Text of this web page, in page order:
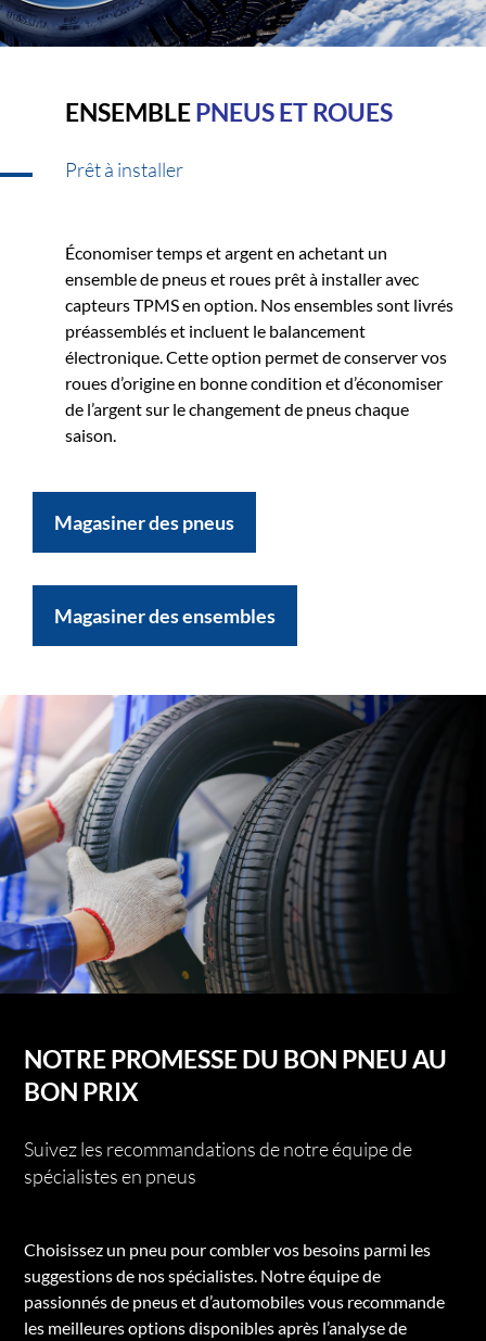
ENSEMBLEPNEUS ET ROUES
Prêt à installer
Économiser temps et argent en achetant un
ensemble de pneus et roues prêt à installer avec
capteurs TPMS en option. Nos ensembles sont livrés
préassemblés et incluent le balancement
électronique. Cette option permet de conserver vos
roues d’origine en bonne condition et d’économiser
de l’argent sur le changement de pneus chaque
saison.
Magasiner des pneus
Magasiner des ensembles
NOTRE PROMESSE DU BON PNEU AU
BON PRIX
Suivez les recommandations de notre équipe de
spécialistes en pneus
Choisissez un pneu pour combler vos besoins parmi les
suggestions de nos spécialistes. Notre équipe de
passionnés de pneus et d’automobiles vous recommande
les meilleures options disponibles après l’analyse de